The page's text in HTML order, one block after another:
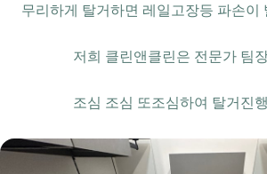
무리하게 탈거하면 레일고장등 파손이
저희 클린앤클린은 전문가 팀
조심 조심 또조심하여 탈거진